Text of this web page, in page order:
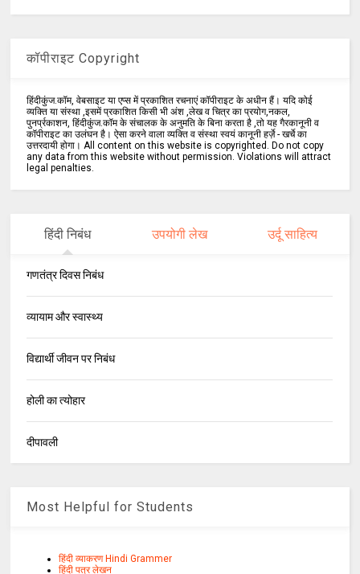
कॉपीराइट Copyright
हिंदीकुंज.कॉम, वेबसाइट या एप्स में प्रकाशित रचनाएं कॉपीराइट के अधीन हैं। यदि कोई
व्यक्ति या संस्था ,इसमें प्रकाशित किसी भी अंश ,लेख व चित्र का प्रयोग,नकल,
पुनर्प्रकाशन, हिंदीकुंज.कॉम के संचालक के अनुमति के बिना करता है ,तो यह गैरकानूनी व
कॉपीराइट का उलंघन है। ऐसा करने वाला व्यक्ति व संस्था स्वयं कानूनी हर्ज़े - खर्चे का
उत्तरदायी होगा। All content on this website is copyrighted. Do not copy
any data from this website without permission. Violations will attract
legal penalties.
हिंदी निबंध उपयोगी लेख उर्दू साहित्य
गणतंत्र दिवस निबंध
व्यायाम और स्वास्थ्य
विद्यार्थी जीवन पर निबंध
होली का त्योहार
दीपावली
Most Helpful for Students
हिंदी व्याकरण Hindi Grammer
हिंदी पत्र लेखन